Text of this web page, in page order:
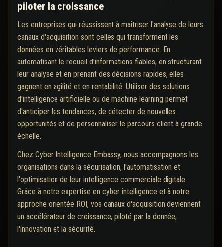
piloter la croissance
Les entreprises qui réussissent à maîtriser l'analyse de leurs
canaux d'acquisition sont celles qui transforment les
données en véritables leviers de performance. En
automatisant le recueil d'informations fiables, en structurant
leur analyse et en prenant des décisions rapides, elles
gagnent en agilité et en rentabilité. Utiliser des solutions
d'intelligence artificielle ou de machine learning permet
d'anticiper les tendances, de détecter de nouvelles
opportunités et de personnaliser le parcours client à grande
échelle.
Chez Cyber Intelligence Embassy, nous accompagnons les
organisations dans la sécurisation, l'automatisation et
l'optimisation de leur intelligence commerciale digitale.
Grâce à notre expertise en cyber intelligence et à notre
approche orientée ROI, vos canaux d'acquisition deviennent
un accélérateur de croissance, piloté par la donnée,
l'innovation et la sécurité.